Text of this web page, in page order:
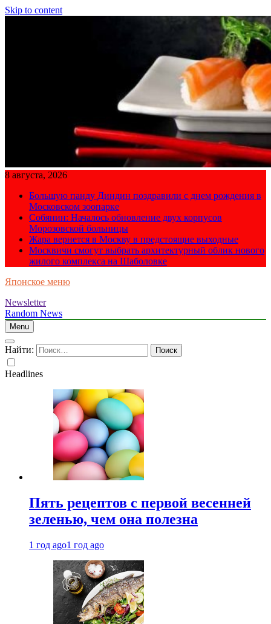
Skip to content
8 августа, 2026
Большую панду Диндин поздравили с днем рождения в
Московском зоопарке
Собянин: Началось обновление двух корпусов
Морозовской больницы
Жара вернется в Москву в предстоящие выходные
Москвичи смогут выбрать архитектурный облик нового
жилого комплекса на Шаболовке
Японское меню
Newsletter
Random News
Menu
Найти:
Headlines
Пять рецептов с первой весенней
зеленью, чем она полезна
1 год ago1 год ago